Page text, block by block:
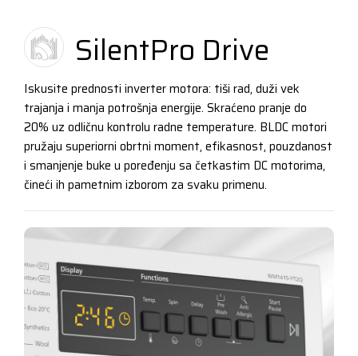
SilentPro Drive
Iskusite prednosti inverter motora: tiši rad, duži vek
trajanja i manja potrošnja energije. Skraćeno pranje do
20% uz odličnu kontrolu radne temperature. BLDC motori
pružaju superiorni obrtni moment, efikasnost, pouzdanost
i smanjenje buke u poređenju sa četkastim DC motorima,
čineći ih pametnim izborom za svaku primenu.